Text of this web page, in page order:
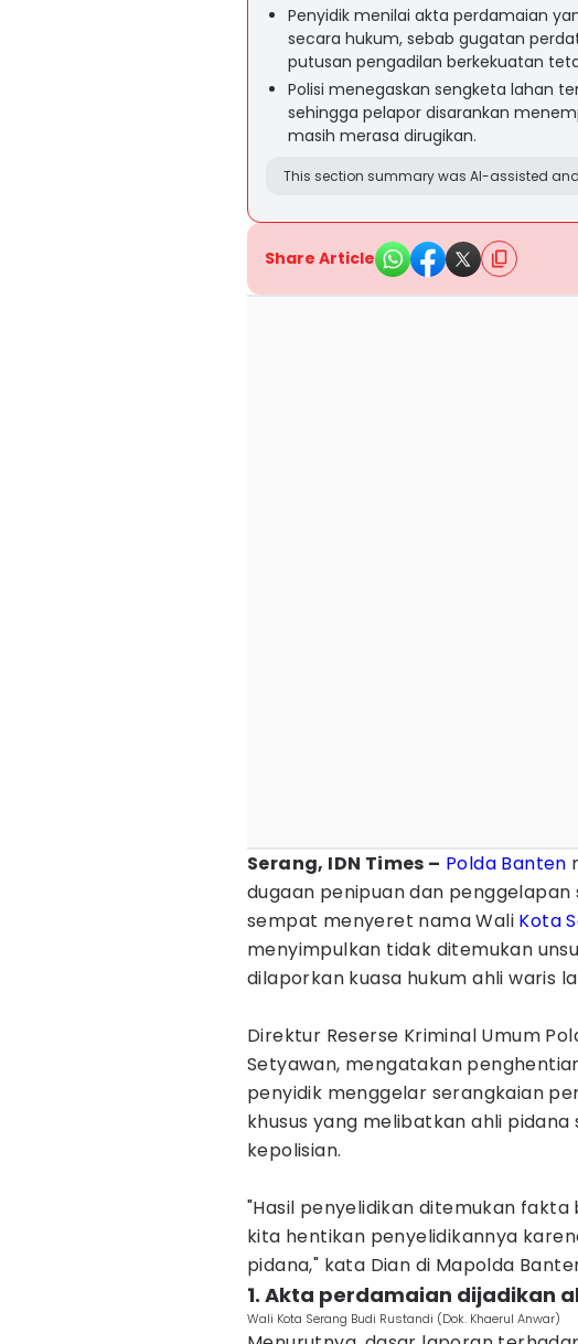
Penyidik menilai akta perdamaian
secara hukum, sebab gugatan
putusan pengadilan berkekuatan
Polisi menegaskan sengketa lahan
sehingga pelapor disarankan
masih merasa dirugikan.
This section summary was AI-assisted
Share Article
Serang, IDN Times – Polda Banten
dugaan penipuan dan penggelapan
sempat menyeret nama Wali Kota
menyimpulkan tidak ditemukan
dilaporkan kuasa hukum ahli waris
Direktur Reserse Kriminal Umum
Setyawan, mengatakan
penyidik menggelar serangkaian
khusus yang melibatkan ahli
kepolisian.
"Hasil penyelidikan ditemukan
kita hentikan penyelidikannya
pidana," kata Dian di Mapolda
1. Akta perdamaian dijadikan
Wali Kota Serang Budi Rustandi (Dok. Khaerul Anwar)